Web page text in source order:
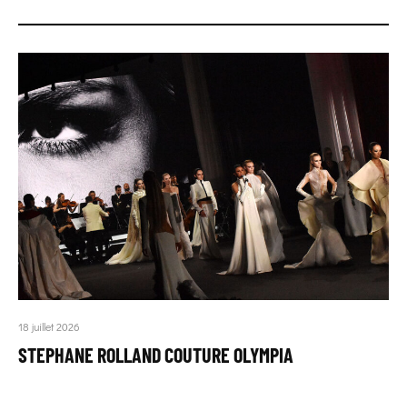
18 juillet 2026
STEPHANE ROLLAND COUTURE OLYMPIA